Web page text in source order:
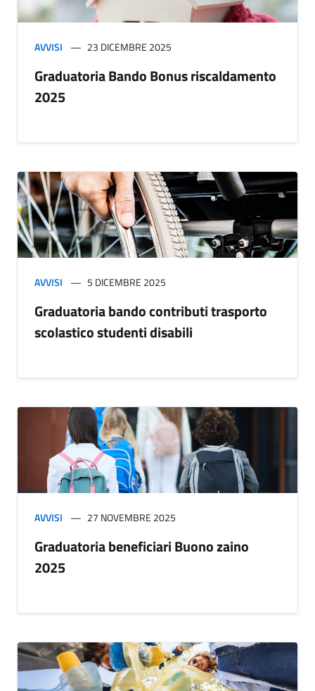
AVVISI 23 DICEMBRE 2025
Graduatoria Bando Bonus riscaldamento
2025
AVVISI 5 DICEMBRE 2025
Graduatoria bando contributi trasporto
scolastico studenti disabili
AVVISI 27 NOVEMBRE 2025
Graduatoria beneficiari Buono zaino
2025